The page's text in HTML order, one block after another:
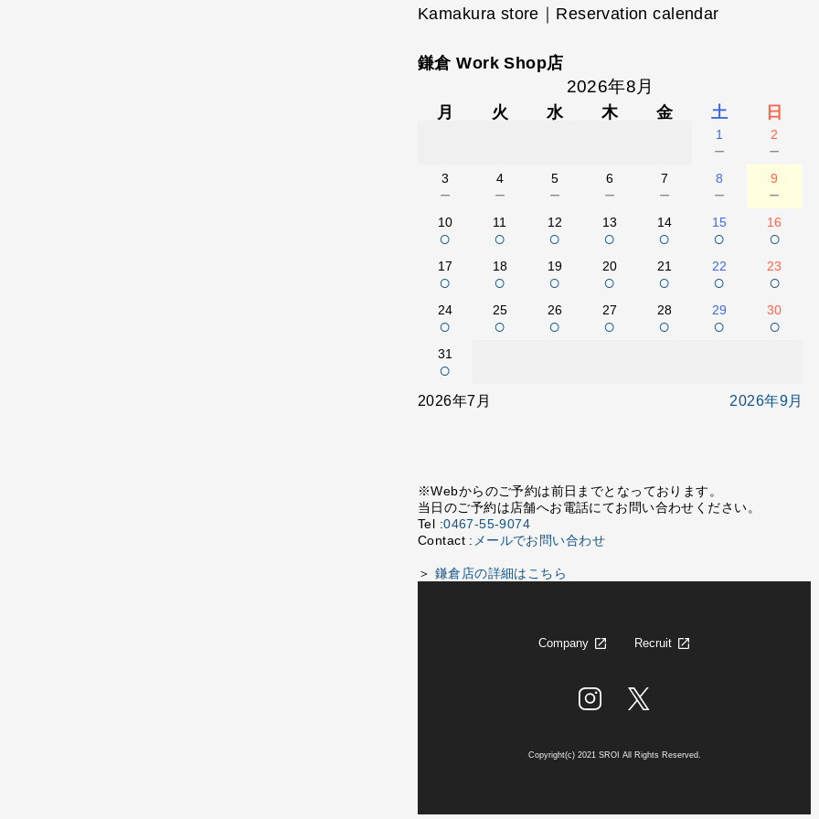
Kamakura store｜Reservation calendar
鎌倉 Work Shop店
2026年8月
月 火 水 木 金 土 日
1
－
2
－
3
－
4
－
5
－
6
－
7
－
8
－
9
－
10
○
11
○
12
○
13
○
14
○
15
○
16
○
17
○
18
○
19
○
20
○
21
○
22
○
23
○
24
○
25
○
26
○
27
○
28
○
29
○
30
○
31
○
2026年7月 2026年9月
※Webからのご予約は前日までとなっております。
当日のご予約は店舗へお電話にてお問い合わせください。
Tel :0467-55-9074
Contact : メールでお問い合わせ
＞ 鎌倉店の詳細はこちら
Company Recruit
Copyright(c) 2021 SROI All Rights Reserved.